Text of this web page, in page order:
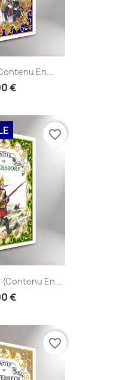
En...
€
(contenu En...
€
favorite_border
favorite_border